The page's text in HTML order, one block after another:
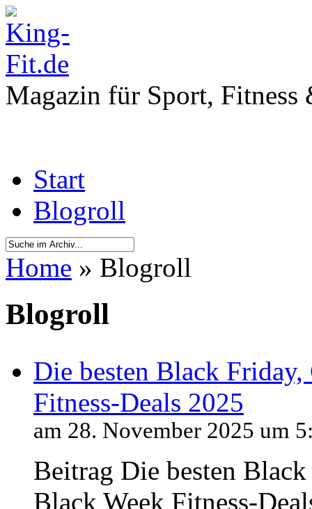
Magazin für Sport, Fitness
Start
Blogroll
Home » Blogroll
Blogroll
Die besten Black
Fitness-Deals 2025
am 28. November 2025 um
Beitrag Die besten
Black Week Fitness-